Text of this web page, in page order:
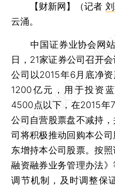
【财新网】（记者
云涌。
中国证券业协会网站
日，21家证券公司召开
公司以2015年6月底净
1200亿元，用于投资蓝
4500点以下，在2015年
公司自营股票盘不减持
司将积极推动回购本公
东增持本公司股票。按
融资融券业务管理办法
调节机制，及时调整保